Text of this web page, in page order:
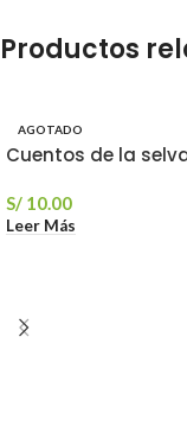
Productos
AGOTADO
Cuentos de la
S/ 10.00
Leer Más